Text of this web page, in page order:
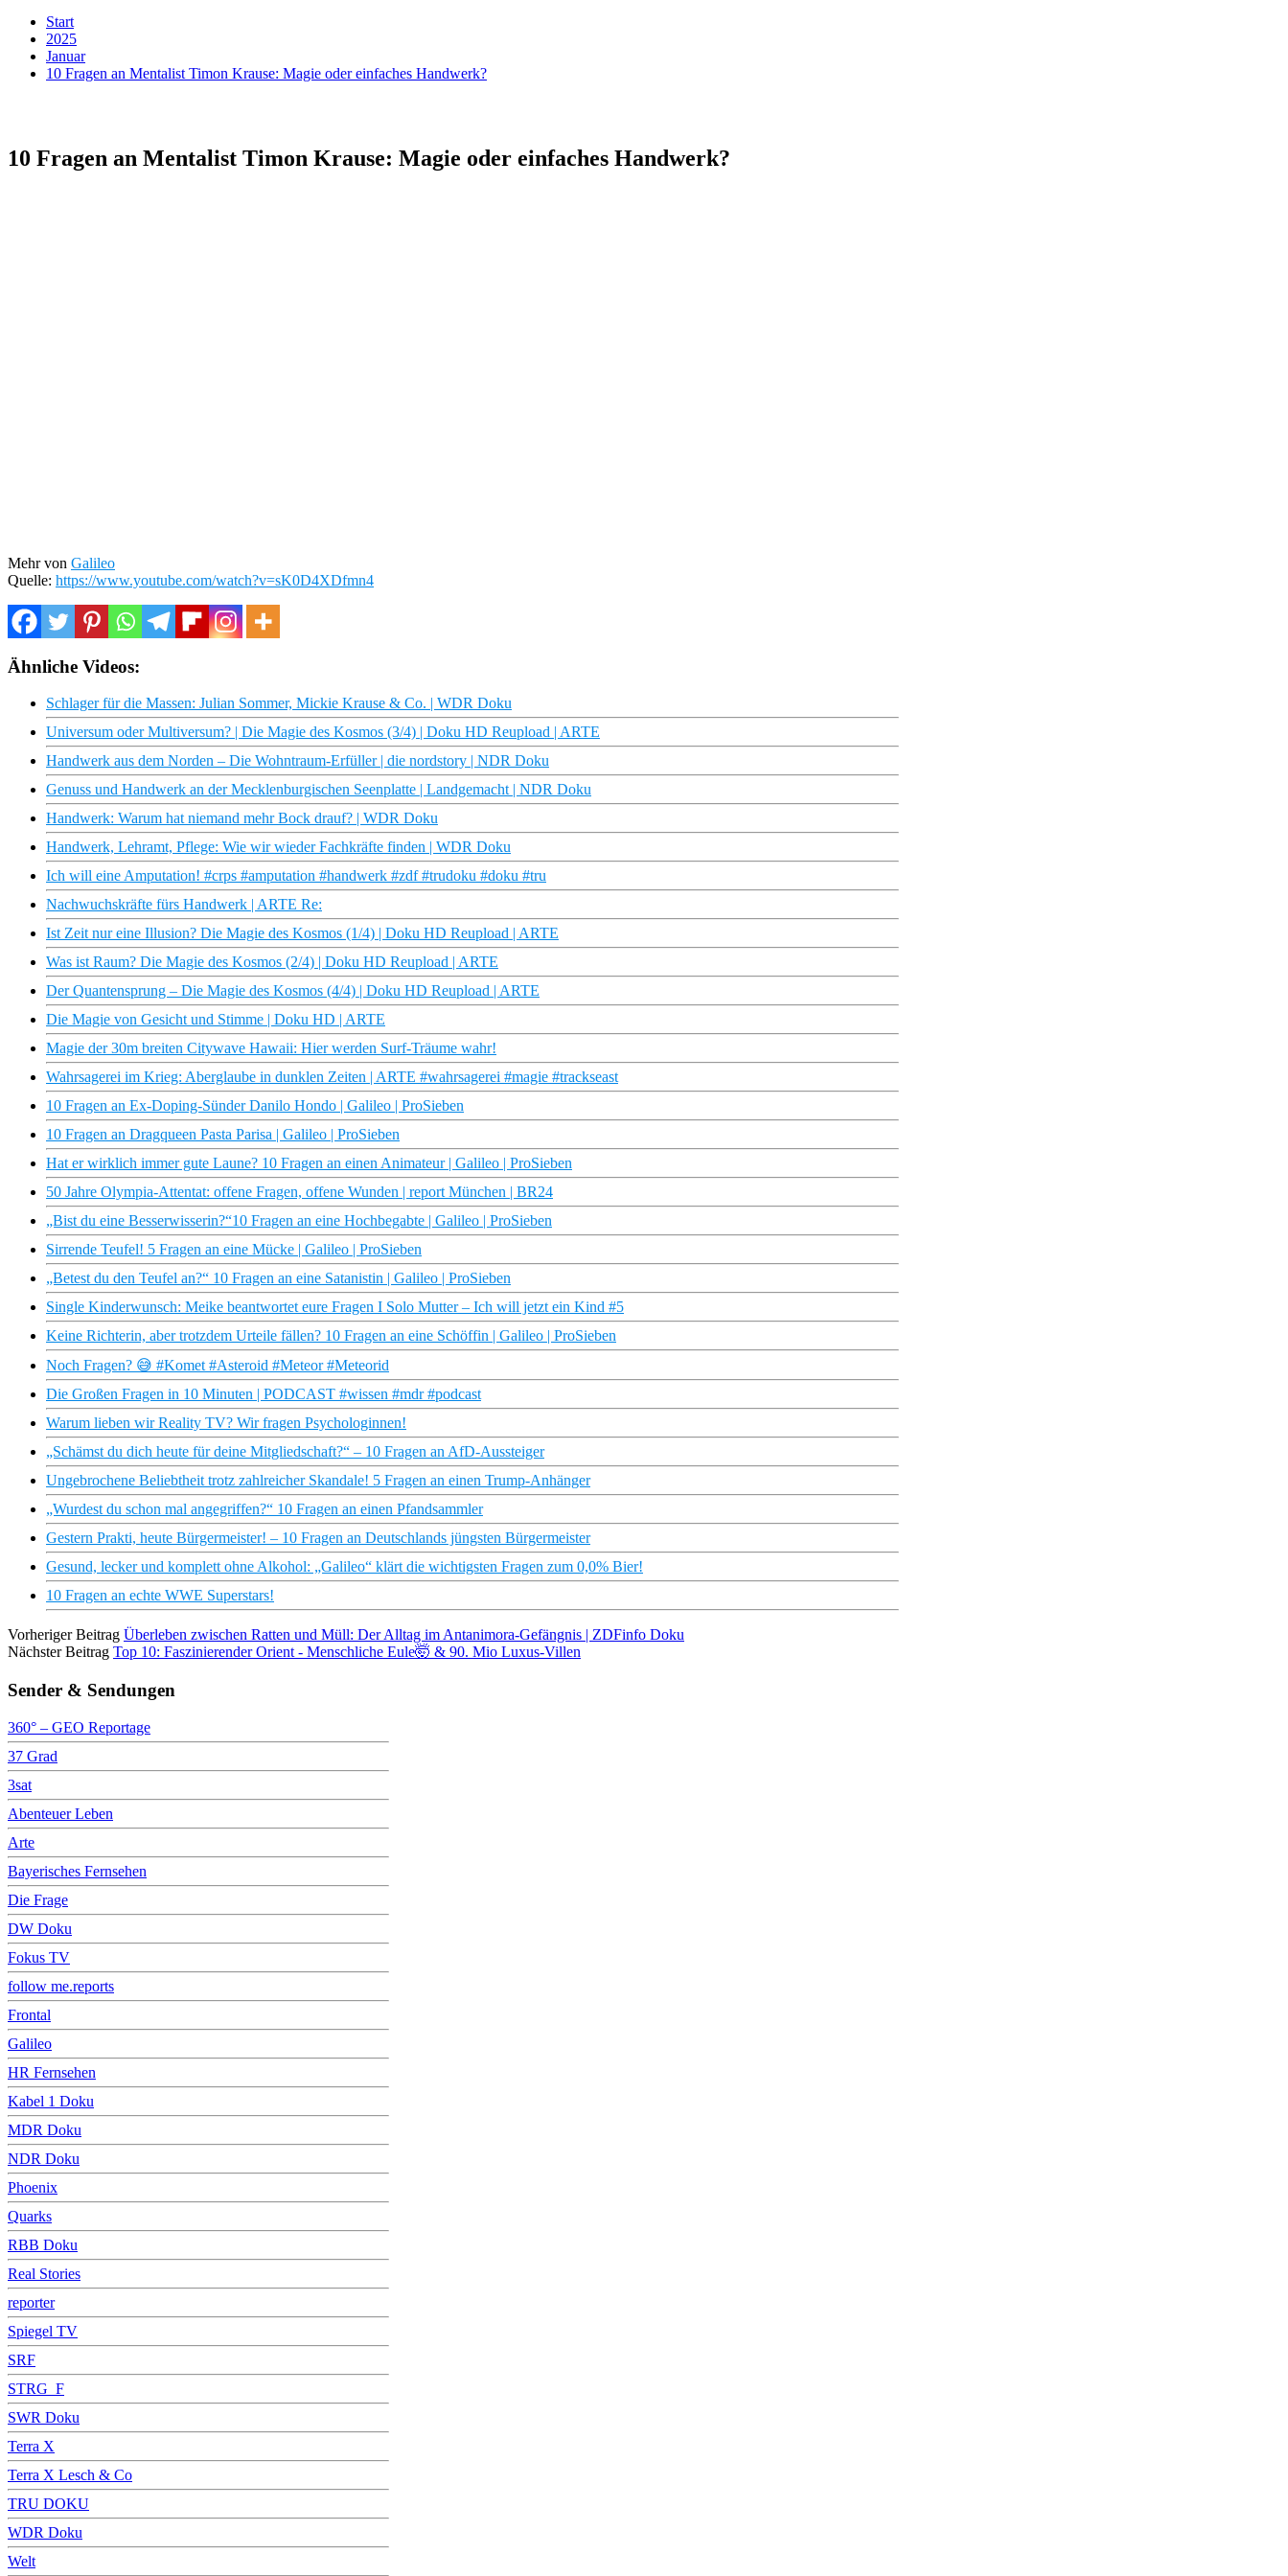
Start
2025
Januar
10 Fragen an Mentalist Timon Krause: Magie oder einfaches Handwerk?
10 Fragen an Mentalist Timon Krause: Magie oder einfaches Handwerk?
Mehr von Galileo
Quelle: https://www.youtube.com/watch?v=sK0D4XDfmn4
Ähnliche Videos:
Schlager für die Massen: Julian Sommer, Mickie Krause & Co. | WDR Doku
Universum oder Multiversum? | Die Magie des Kosmos (3/4) | Doku HD Reupload | ARTE
Handwerk aus dem Norden – Die Wohntraum-Erfüller | die nordstory | NDR Doku
Genuss und Handwerk an der Mecklenburgischen Seenplatte | Landgemacht | NDR Doku
Handwerk: Warum hat niemand mehr Bock drauf? | WDR Doku
Handwerk, Lehramt, Pflege: Wie wir wieder Fachkräfte finden | WDR Doku
Ich will eine Amputation! #crps #amputation #handwerk #zdf #trudoku #doku #tru
Nachwuchskräfte fürs Handwerk | ARTE Re:
Ist Zeit nur eine Illusion? Die Magie des Kosmos (1/4) | Doku HD Reupload | ARTE
Was ist Raum? Die Magie des Kosmos (2/4) | Doku HD Reupload | ARTE
Der Quantensprung – Die Magie des Kosmos (4/4) | Doku HD Reupload | ARTE
Die Magie von Gesicht und Stimme | Doku HD | ARTE
Magie der 30m breiten Citywave Hawaii: Hier werden Surf-Träume wahr!
Wahrsagerei im Krieg: Aberglaube in dunklen Zeiten | ARTE #wahrsagerei #magie #trackseast
10 Fragen an Ex-Doping-Sünder Danilo Hondo | Galileo | ProSieben
10 Fragen an Dragqueen Pasta Parisa | Galileo | ProSieben
Hat er wirklich immer gute Laune? 10 Fragen an einen Animateur | Galileo | ProSieben
50 Jahre Olympia-Attentat: offene Fragen, offene Wunden | report München | BR24
„Bist du eine Besserwisserin?“10 Fragen an eine Hochbegabte | Galileo | ProSieben
Sirrende Teufel! 5 Fragen an eine Mücke | Galileo | ProSieben
„Betest du den Teufel an?“ 10 Fragen an eine Satanistin | Galileo | ProSieben
Single Kinderwunsch: Meike beantwortet eure Fragen I Solo Mutter – Ich will jetzt ein Kind #5
Keine Richterin, aber trotzdem Urteile fällen? 10 Fragen an eine Schöffin | Galileo | ProSieben
Noch Fragen? 😅 #Komet #Asteroid #Meteor #Meteorid
Die Großen Fragen in 10 Minuten | PODCAST #wissen #mdr #podcast
Warum lieben wir Reality TV? Wir fragen Psychologinnen!
„Schämst du dich heute für deine Mitgliedschaft?“ – 10 Fragen an AfD-Aussteiger
Ungebrochene Beliebtheit trotz zahlreicher Skandale! 5 Fragen an einen Trump-Anhänger
„Wurdest du schon mal angegriffen?“ 10 Fragen an einen Pfandsammler
Gestern Prakti, heute Bürgermeister! – 10 Fragen an Deutschlands jüngsten Bürgermeister
Gesund, lecker und komplett ohne Alkohol: „Galileo“ klärt die wichtigsten Fragen zum 0,0% Bier!
10 Fragen an echte WWE Superstars!
Vorheriger Beitrag Überleben zwischen Ratten und Müll: Der Alltag im Antanimora-Gefängnis | ZDFinfo Doku
Nächster Beitrag Top 10: Faszinierender Orient - Menschliche Eule🤯 & 90. Mio Luxus-Villen
Sender & Sendungen
360° – GEO Reportage
37 Grad
3sat
Abenteuer Leben
Arte
Bayerisches Fernsehen
Die Frage
DW Doku
Fokus TV
follow me.reports
Frontal
Galileo
HR Fernsehen
Kabel 1 Doku
MDR Doku
NDR Doku
Phoenix
Quarks
RBB Doku
Real Stories
reporter
Spiegel TV
SRF
STRG_F
SWR Doku
Terra X
Terra X Lesch & Co
TRU DOKU
WDR Doku
Welt